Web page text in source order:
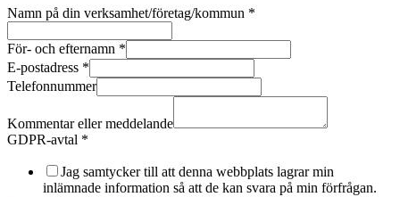
Namn på din verksamhet/företag/kommun *
För- och efternamn *
E-postadress *
Telefonnummer
Kommentar eller meddelande
GDPR-avtal *
Jag samtycker till att denna webbplats lagrar min
inlämnade information så att de kan svara på min förfrågan.